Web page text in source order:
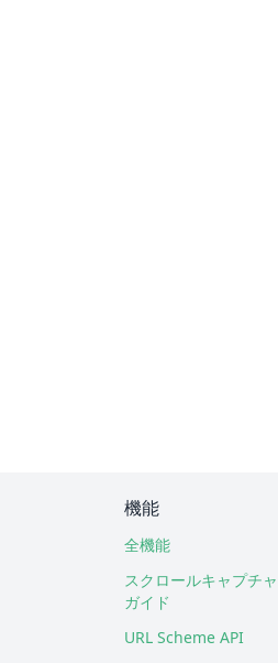
機能
全機能
スクロールキャプチャ
ガイド
URL Scheme API